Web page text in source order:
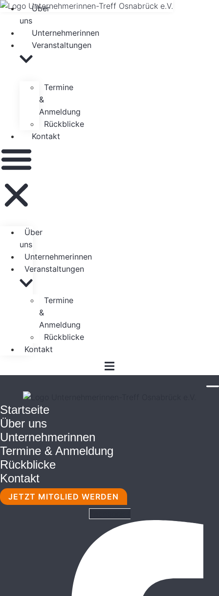
Zum
springen
Über
uns
Unternehmerinnen
Veranstaltungen
Termine
&
Anmeldung
Rückblicke
Kontakt
Über
uns
Unternehmerinnen
Veranstaltungen
Termine
&
Anmeldung
Rückblicke
Kontakt
Startseite
Über uns
Unternehmerinnen
Termine & Anmeldung
Rückblicke
Kontakt
JETZT MITGLIED WERDEN